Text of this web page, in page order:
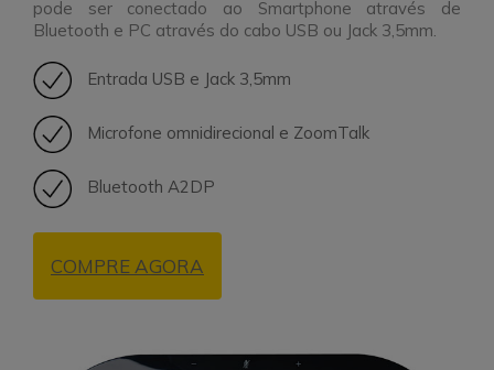
pode ser conectado ao Smartphone através de
Bluetooth e PC através do cabo USB ou Jack 3,5mm.
Entrada USB e Jack 3,5mm
Microfone omnidirecional e ZoomTalk
Bluetooth A2DP
COMPRE AGORA